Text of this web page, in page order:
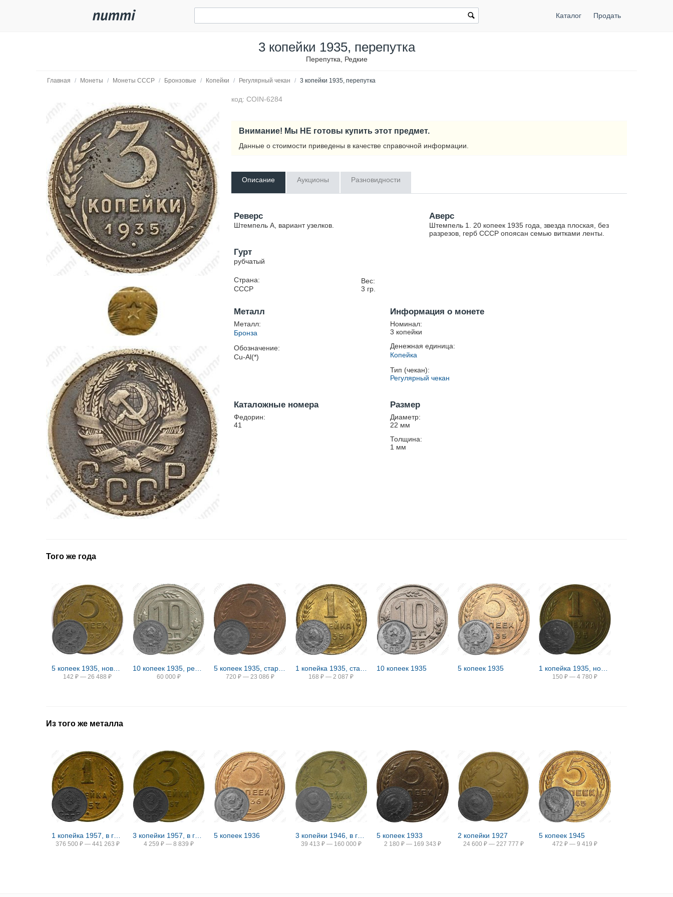
Каталог Продать
3 копейки 1935, перепутка
Перепутка, Редкие
Главная / Монеты / Монеты СССР / Бронзовые / Копейки / Регулярный чекан / 3 копейки 1935, перепутка
код: COIN-6284
Внимание! Мы НЕ готовы купить этот предмет.
Данные о стоимости приведены в качестве справочной информации.
Описание Аукционы Разновидности
Реверс
Штемпель А, вариант узелков.
Аверс
Штемпель 1. 20 копеек 1935 года, звезда плоская, без
разрезов, герб СССР опоясан семью витками ленты.
Гурт
рубчатый
Страна:
СССР
Вес:
3 гр.
Металл
Металл:
Бронза
Обозначение:
Cu-Al(*)
Информация о монете
Номинал:
3 копейки
Денежная единица:
Копейка
Тип (чекан):
Регулярный чекан
Каталожные номера
Федорин:
41
Размер
Диаметр:
22 мм
Толщина:
1 мм
Того же года
142 ₽ — 26 488 ₽ 60 000 ₽ 720 ₽ — 23 086 ₽ 168 ₽ — 2 087 ₽
10 копеек 1935 5 копеек 1935
150 ₽ — 4 780 ₽
Из того же металла
376 500 ₽ — 441 263 ₽ 4 259 ₽ — 8 839 ₽
5 копеек 1936 3 копейки 1946, в гербе 16 лент (герб 1948 года)
39 413 ₽ — 160 000 ₽
5 копеек 1933
2 180 ₽ — 169 343 ₽
2 копейки 1927
24 600 ₽ — 227 777 ₽
5 копеек 1945
472 ₽ — 9 419 ₽